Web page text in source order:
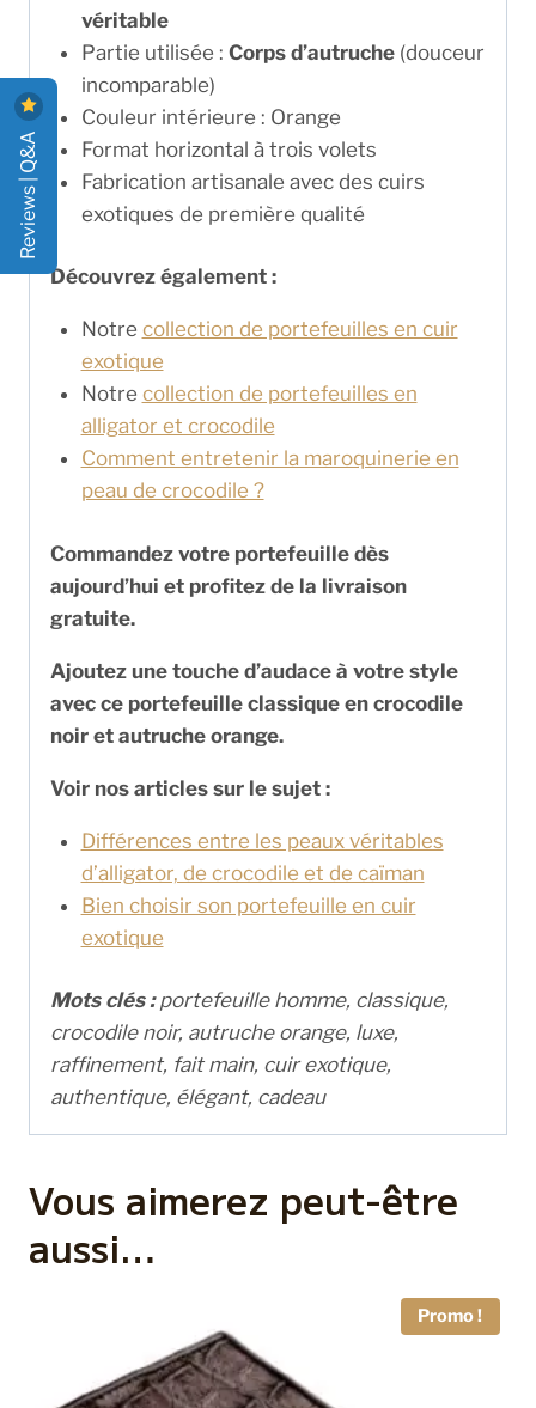
véritable
Partie utilisée : Corps d’autruche(douceur
incomparable)
Couleur intérieure : Orange
Format horizontal à trois volets
Fabrication artisanale avec des cuirs
exotiques de première qualité
Découvrez également :
Notre collection de portefeuilles en cuir
exotique
Notre collection de portefeuilles en
alligator et crocodile
Comment entretenir la maroquinerie en
peau de crocodile ?
Commandez votre portefeuille dès
aujourd’hui et profitez de la livraison
gratuite.
Ajoutez une touche d’audace à votre style
avec ce portefeuille classique en crocodile
noir et autruche orange.
Voir nos articles sur le sujet :
Différences entre les peaux véritables
d’alligator, de crocodile et de caïman
Bien choisir son portefeuille en cuir
exotique
Mots clés :portefeuille homme, classique,
crocodile noir, autruche orange, luxe,
raffinement, fait main, cuir exotique,
authentique, élégant, cadeau
Vous aimerez peut-être
aussi…
Promo !
Reviews | Q&A